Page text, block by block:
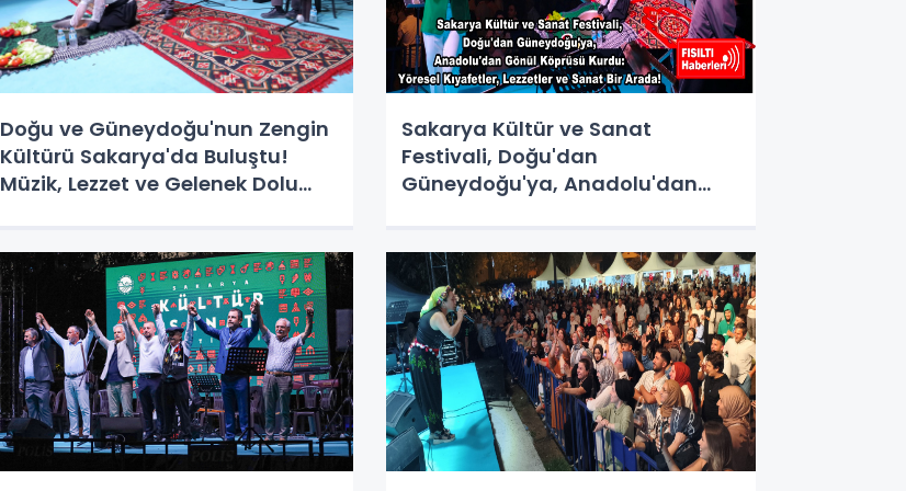
Doğu ve Güneydoğu'nun Zengin
Kültürü Sakarya'da Buluştu!
Müzik, Lezzet ve Gelenek Dolu
Sakarya Kültür ve Sanat
Festivali, Doğu'dan
Güneydoğu'ya, Anadolu'dan
Arada!